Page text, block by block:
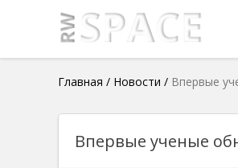
Главная / Новости / Впервые
Впервые ученые